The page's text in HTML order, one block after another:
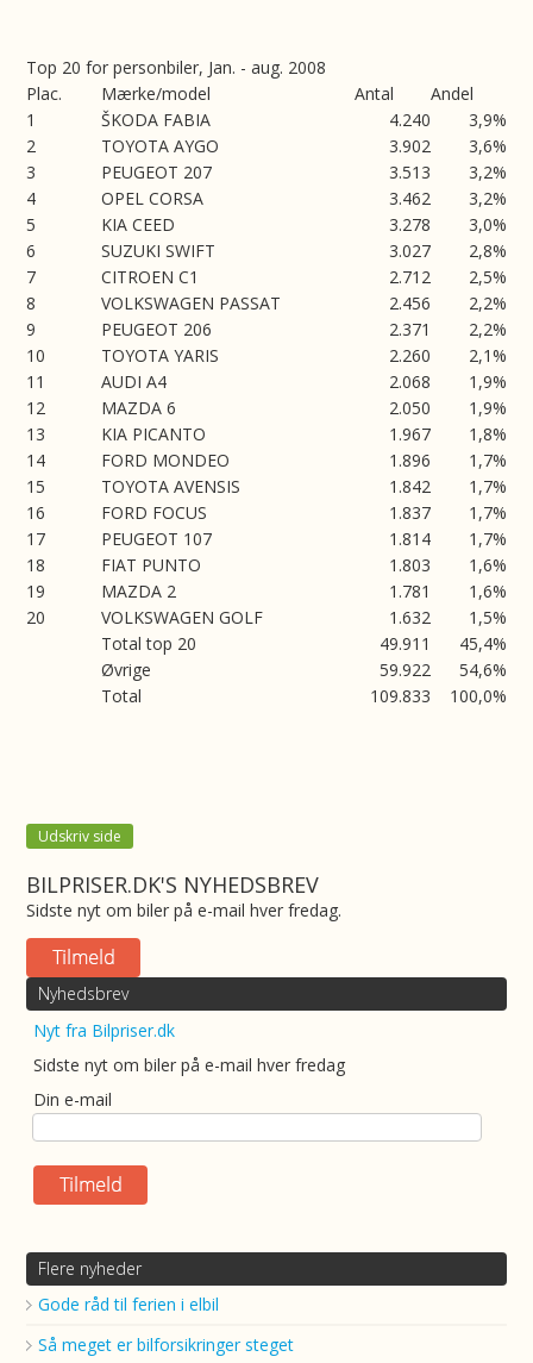
Top 20 for personbiler, Jan. - aug. 2008
Plac.
Mærke/model Antal
Andel
1
ŠKODA FABIA 4.240
3,9%
2
TOYOTA AYGO 3.902
3,6%
3
PEUGEOT 207 3.513
3,2%
4
OPEL CORSA 3.462
3,2%
5
KIA CEED 3.278
3,0%
6
SUZUKI SWIFT 3.027
2,8%
7
CITROEN C1 2.712
2,5%
8
VOLKSWAGEN PASSAT 2.456
2,2%
9
PEUGEOT 206 2.371
2,2%
10
TOYOTA YARIS 2.260
2,1%
11
AUDI A4 2.068
1,9%
12
MAZDA 6 2.050
1,9%
13
KIA PICANTO 1.967
1,8%
14
FORD MONDEO 1.896
1,7%
15
TOYOTA AVENSIS 1.842
1,7%
16
FORD FOCUS 1.837
1,7%
17
PEUGEOT 107 1.814
1,7%
18
FIAT PUNTO 1.803
1,6%
19
MAZDA 2 1.781
1,6%
20
VOLKSWAGEN GOLF 1.632
1,5%
Total top 20
49.911
45,4%
Øvrige
59.922
54,6%
Total
109.833 100,0%
Udskriv side
BILPRISER.DK'S NYHEDSBREV
Sidste nyt om biler på e-mail hver fredag.
Nyhedsbrev
Nyt fra Bilpriser.dk
Sidste nyt om biler på e-mail hver fredag
Din e-mail
Flere nyheder
Gode råd til ferien i elbil
Så meget er bilforsikringer steget